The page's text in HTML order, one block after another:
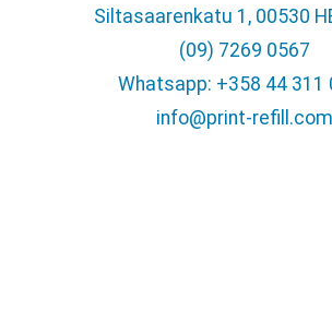
Siltasaarenkatu 1, 00530
(09) 7269 0567
Whatsapp: +358 44 311
info@print-refill.com